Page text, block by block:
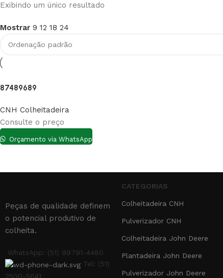
Exibindo um único resultado
Mostrar 9 12 18 24
87489689
CNH Colheitadeira
Consulte o preço
Orçamento via WhatsApp
Peças de qualidade definem
o potencial produtivo de
colheita.
WhatsApp: (51) 99791-4480
Tel: (51)
2500-5641
CATEGORIAS
Colheitadeira CNH
Pulverizador CNH
Colheitadeira John Deere
Plantadeira John Deere
Pulverizador John Deere